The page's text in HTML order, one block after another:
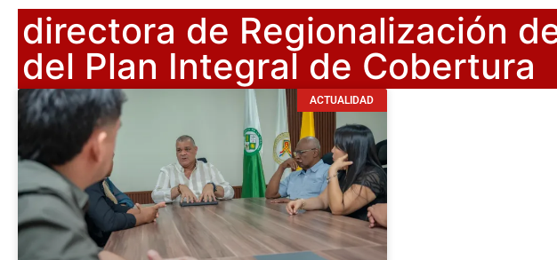
directora de Regionalización
del Plan Integral de Cobertura
ACTUALIDAD